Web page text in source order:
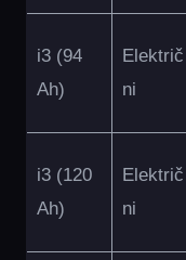
i3 (94
Ah)
Električ
ni
i3 (120
Ah)
Električ
ni